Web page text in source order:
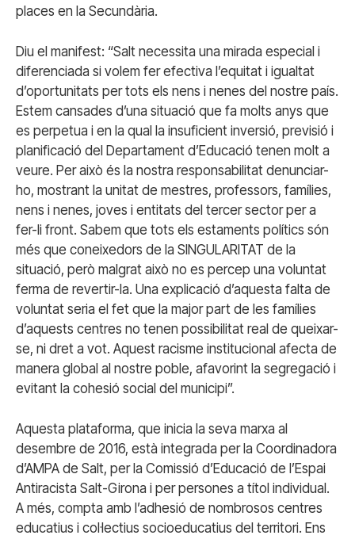
places en la Secundària.
Diu el manifest: “Salt necessita una mirada especial i
diferenciada si volem fer efectiva l’equitat i igualtat
d’oportunitats per tots els nens i nenes del nostre país.
Estem cansades d’una situació que fa molts anys que
es perpetua i en la qual la insuficient inversió, previsió i
planificació del Departament d’Educació tenen molt a
veure. Per això és la nostra responsabilitat denunciar-
ho, mostrant la unitat de mestres, professors, famílies,
nens i nenes, joves i entitats del tercer sector per a
fer-li front. Sabem que tots els estaments polítics són
més que coneixedors de la SINGULARITAT de la
situació, però malgrat això no es percep una voluntat
ferma de revertir-la. Una explicació d’aquesta falta de
voluntat seria el fet que la major part de les famílies
d’aquests centres no tenen possibilitat real de queixar-
se, ni dret a vot. Aquest racisme institucional afecta de
manera global al nostre poble, afavorint la segregació i
evitant la cohesió social del municipi”.
Aquesta plataforma, que inicia la seva marxa al
desembre de 2016, està integrada per la Coordinadora
d’AMPA de Salt, per la Comissió d’Educació de l’Espai
Antiracista Salt-Girona i per persones a títol individual.
A més, compta amb l’adhesió de nombrosos centres
educatius i col·lectius socioeducatius del territori. Ens